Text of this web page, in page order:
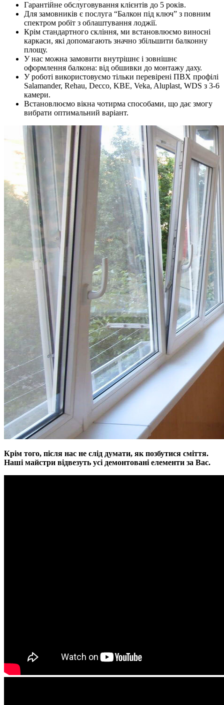
Гарантійне обслуговування клієнтів до 5 років.
Для замовників є послуга “Балкон під ключ” з повним
спектром робіт з облаштування лоджії.
Крім стандартного скління, ми встановлюємо виносні
каркаси, які допомагають значно збільшити балконну
площу.
У нас можна замовити внутрішнє і зовнішнє
оформлення балкона: від обшивки до монтажу даху.
У роботі використовуємо тільки перевірені ПВХ профілі
Salamander, Rehau, Decco, KBE, Veka, Aluplast, WDS з 3-6
камери.
Встановлюємо вікна чотирма способами, що дає змогу
вибрати оптимальний варіант.
Крім того, після нас не слід думати, як позбутися сміття.
Наші майстри відвезуть усі демонтовані елементи за Вас.